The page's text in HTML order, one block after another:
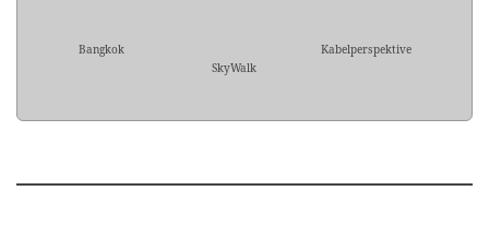
Bangkok
SkyWalk
Kabelperspektive